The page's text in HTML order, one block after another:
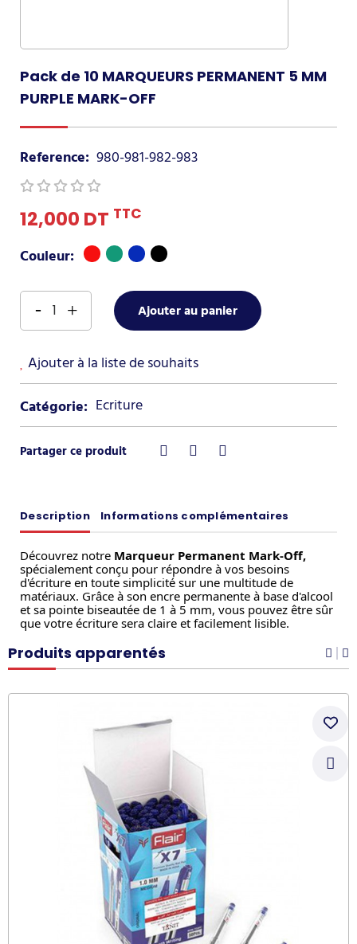
Pack de 10 MARQUEURS PERMANENT 5 MM
PURPLE MARK-OFF
Reference: 980-981-982-983
12,000 DT TTC
Couleur: rougeVertbleuNoir
Ajouter au panier
Ajouter à la liste de souhaits
Catégorie: Ecriture
Description Informations complémentaires
Découvrez notre Marqueur Permanent Mark-Off,
spécialement conçu pour répondre à vos besoins
d'écriture en toute simplicité sur une multitude de
matériaux. Grâce à son encre permanente à base d'alcool
et sa pointe biseautée de 1 à 5 mm, vous pouvez être sûr
que votre écriture sera claire et facilement lisible.
Produits apparentés